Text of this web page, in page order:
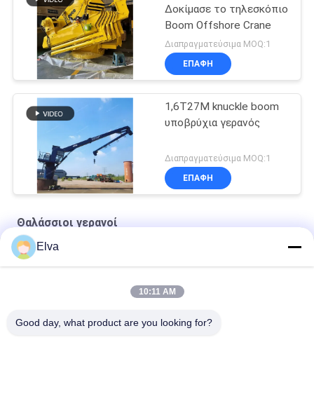
Δοκίμασε το τηλεσκόπιο
Boom Offshore Crane
Διαπραγματεύσιμα MOQ:1
ΕΠΑΦΉ
1,6T27M knuckle boom
υποβρύχια γερανός
Διαπραγματεύσιμα MOQ:1
ΕΠΑΦΉ
Θαλάσσιοι γερανοί
Ναυτικό συρματόσχοινο Premium OUCO
Elva
10:11 AM
Good day, what product are you looking for?